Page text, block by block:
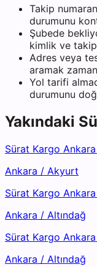
Takip
durumunu
Şubede
kimlik ve
Adres veya
aramak
Yol tarifi
durumunu
Yakındaki
Sürat Kargo
Ankara / Akyurt
Sürat Kargo
Ankara / Altındağ
Sürat Kargo
Ankara / Altındağ